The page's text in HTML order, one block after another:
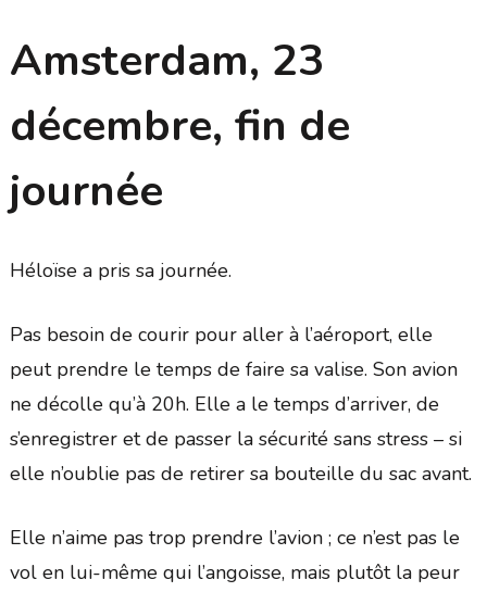
Amsterdam, 23
décembre, fin de
journée
Héloïse a pris sa journée.
Pas besoin de courir pour aller à l’aéroport, elle
peut prendre le temps de faire sa valise. Son avion
ne décolle qu’à 20h. Elle a le temps d’arriver, de
s’enregistrer et de passer la sécurité sans stress – si
elle n’oublie pas de retirer sa bouteille du sac avant.
Elle n’aime pas trop prendre l’avion ; ce n’est pas le
vol en lui-même qui l’angoisse, mais plutôt la peur